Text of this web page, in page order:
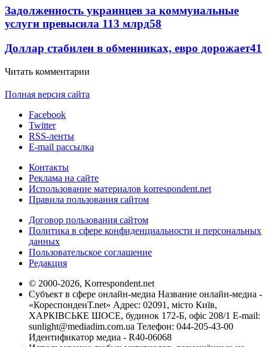
Задолженность украинцев за коммунальные
услуги превысила 113 млрд58
Доллар стабилен в обменниках, евро дорожает41
Читать комментарии
Полная версия сайта
Facebook
Twitter
RSS-ленты
E-mail рассылка
Контакты
Реклама на сайте
Использование материалов korrespondent.net
Правила пользования сайтом
Договор пользования сайтом
Политика в сфере конфиденциальности и персональных
данных
Пользовательское соглашение
Редакция
© 2000-2026, Korrespondent.net
Субъект в сфере онлайн-медиа Название онлайн-медиа -
«КореспонденТ.net» Адрес: 02091, місто Київ,
ХАРКІВСЬКЕ ШОСЕ, будинок 172-Б, офіс 208/1 E-mail:
sunlight@mediadim.com.ua Телефон: 044-205-43-00
Идентификатор медиа - R40-06068